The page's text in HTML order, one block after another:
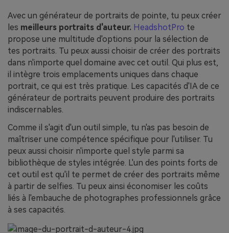
Avec un générateur de portraits de pointe, tu peux créer
les meilleurs portraits d'auteur. HeadshotPro te
propose une multitude d'options pour la sélection de
tes portraits. Tu peux aussi choisir de créer des portraits
dans n'importe quel domaine avec cet outil. Qui plus est,
il intègre trois emplacements uniques dans chaque
portrait, ce qui est très pratique. Les capacités d'IA de ce
générateur de portraits peuvent produire des portraits
indiscernables.
Comme il s'agit d'un outil simple, tu n'as pas besoin de
maîtriser une compétence spécifique pour l'utiliser. Tu
peux aussi choisir n'importe quel style parmi sa
bibliothèque de styles intégrée. L'un des points forts de
cet outil est qu'il te permet de créer des portraits même
à partir de selfies. Tu peux ainsi économiser les coûts
liés à l'embauche de photographes professionnels grâce
à ses capacités.